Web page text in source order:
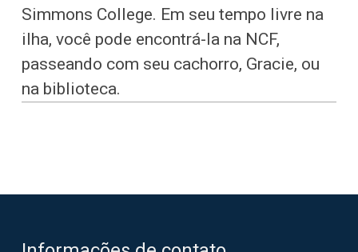
Simmons College. Em seu tempo livre na
ilha, você pode encontrá-la na NCF,
passeando com seu cachorro, Gracie, ou
na biblioteca.